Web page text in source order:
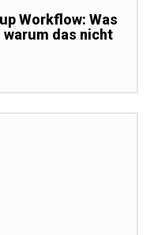
Workflow: Was
das nicht